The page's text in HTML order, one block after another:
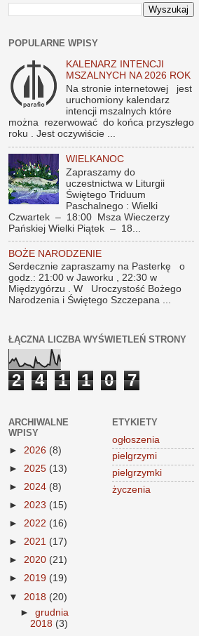
POPULARNE WPISY
KALENARZ INTENCJI
MSZALNYCH NA 2026 ROK
Na stronie internetowej jest
uruchomiony kalendarz
intencji mszalnych które
można rezerwować do końca przyszłego
roku . Jest oczywiście ...
WIELKANOC
Zapraszamy do
uczestnictwa w Liturgii
Świętego Triduum
Paschalnego : Wielki
Czwartek – 18:00 Msza Wieczerzy
Pańskiej Wielki Piątek – 18...
BOŻE NARODZENIE
Serdecznie zapraszamy na Pasterkę o
godz.: 21:00 w Jaworku , 22:30 w
Międzygórzu . W Uroczystość Bożego
Narodzenia i Świętego Szczepana ...
ŁĄCZNA LICZBA WYŚWIETLEŃ STRONY
2 4 1 1 0 7
ARCHIWALNE
WPISY
► 2026 (8)
► 2025 (13)
► 2024 (8)
► 2023 (15)
► 2022 (16)
► 2021 (17)
► 2020 (21)
► 2019 (19)
▼ 2018 (20)
►grudnia
2018 (3)
ETYKIETY
ogłoszenia
pielgrzymi
pielgrzymki
życzenia